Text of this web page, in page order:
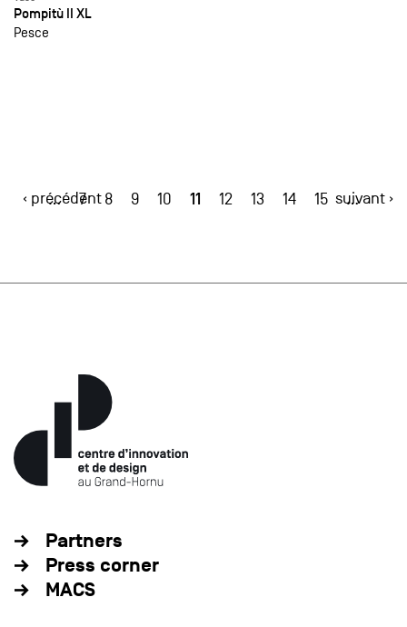
Pompitù II XL
Pesce
‹ précédent
… 7 8 9 10 11 12 13 14 15 …
suivant ›
Partners
Press corner
MACS